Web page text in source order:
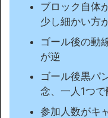
ブロック自体
少し細かい方
ゴール後の動
が逆
ゴール後黒パ
念、一人1つで
参加人数がキ